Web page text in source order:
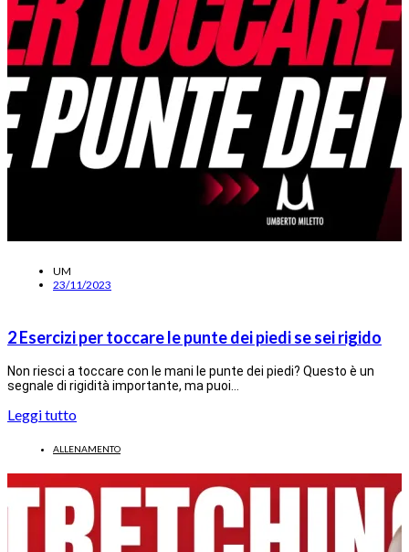
UM
23/11/2023
2 Esercizi per toccare le punte dei piedi se sei rigido
Non riesci a toccare con le mani le punte dei piedi? Questo è un
segnale di rigidità importante, ma puoi…
Leggi tutto
ALLENAMENTO